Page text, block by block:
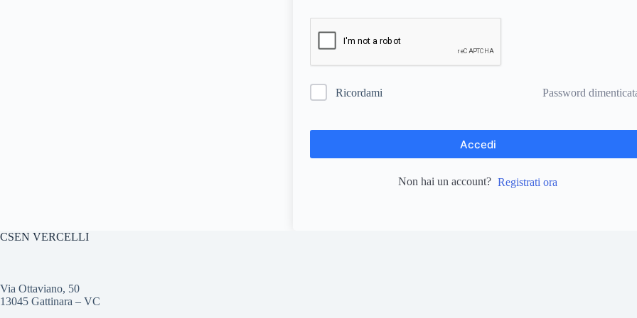
Ricordami Password
Accedi
Non hai un account? Registrati ora
CSEN VERCELLI
Via Ottaviano, 50
13045 Gattinara – VC